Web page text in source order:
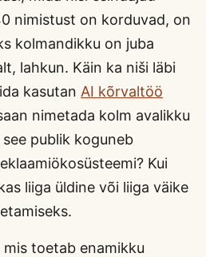
nimistust on korduvad, on
kolmandikku on juba
lahkun. Käin ka niši läbi
kasutan AI kõrvaltöö
nimetada kolm avalikku
publik koguneb
Kui
liiga üldine või liiga väike
toetab enamikku